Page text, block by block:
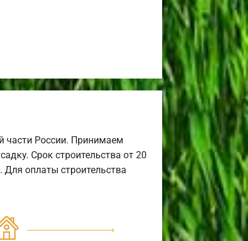
части России. Принимаем
Срок строительства от 20
оплаты строительства